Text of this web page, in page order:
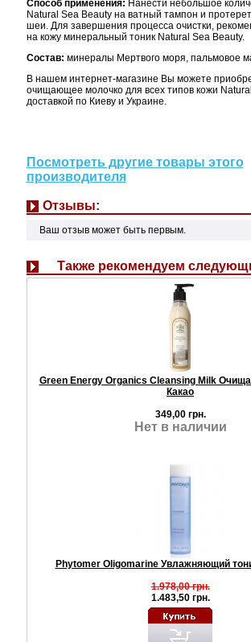
Способ применения: Нанести небольшое
Natural Sea Beauty на ватный тампон и
шеи. Для завершения процесса очистки,
на кожу минеральный тоник Natural Sea Beauty.
Состав: минералы Мертвого моря, пальмовое
В нашем интернет-магазине Вы можете
очищающее молочко для всех типов кожи
доставкой по Киеву и Украине.
Посмотреть другие товары этого
производителя
Отзывы:
Ваш отзыв может быть первым.
Также рекомендуем
Green Energy Organics Cleansing Milk
Какао
349,00 грн.
Нет в наличии
Phytomer Oligomarine Увлажняющий
1.978,00 грн.
1.483,50 грн.